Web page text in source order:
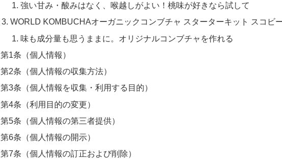
強い甘み・酸みはなく、喉越しがよい！桃味が好きなら試して
WORLD KOMBUCHAオーガニックコンブチャ スターターキット スコビ
味も成分量も思うままに。オリジナルコンブチャを作れる
第1条（個人情報）
第2条（個人情報の収集方法）
第3条（個人情報を収集・利用する目的）
第4条（利用目的の変更）
第5条（個人情報の第三者提供）
第6条（個人情報の開示）
第7条（個人情報の訂正および削除）